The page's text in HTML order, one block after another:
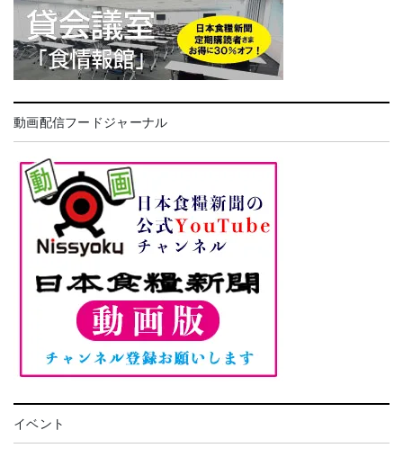
動画配信フードジャーナル
イベント